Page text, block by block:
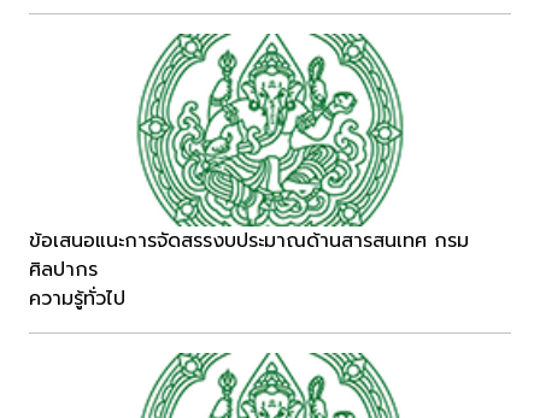
ข้อเสนอแนะการจัดสรรงบประมาณด้านสารสนเทศ กรม
ศิลปากร
ความรู้ทั่วไป